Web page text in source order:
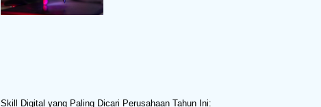
Skill Digital yang Paling Dicari Perusahaan Tahun Ini: